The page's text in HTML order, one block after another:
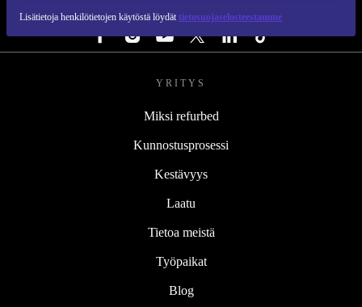
Lisätietoja henkilötietojen käytöstä löydät tietosuojaselosteestamme
YRITYS
Miksi refurbed
Kunnostusprosessi
Kestävyys
Laatu
Tietoa meistä
Työpaikat
Blog